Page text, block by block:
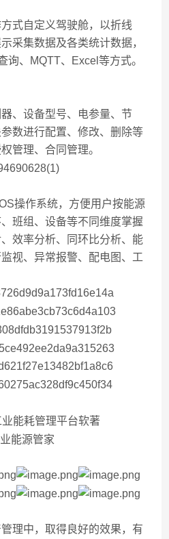
自定义驾驶舱，以折线
采集数据及各类统计数据，
询、MQTT、Excel等方式。
设备型号、电参量、节
数进行配置、修改、删除等
管理、合同管理。
操作系统，方便用户按能源
班组、设备等不同维度掌握
效率分析、同环比分析、能
视、异常报警、配电图、工
中，取得良好的效果，有